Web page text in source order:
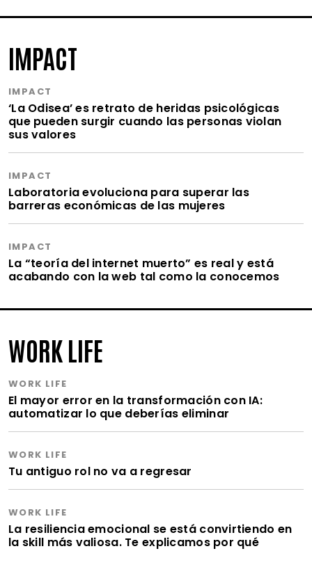
IMPACT
IMPACT
‘La Odisea’ es retrato de heridas psicológicas
que pueden surgir cuando las personas violan
sus valores
IMPACT
Laboratoria evoluciona para superar las
barreras económicas de las mujeres
IMPACT
La “teoría del internet muerto” es real y está
acabando con la web tal como la conocemos
WORK LIFE
WORK LIFE
El mayor error en la transformación con IA:
automatizar lo que deberías eliminar
WORK LIFE
Tu antiguo rol no va a regresar
WORK LIFE
La resiliencia emocional se está convirtiendo en
la skill más valiosa. Te explicamos por qué